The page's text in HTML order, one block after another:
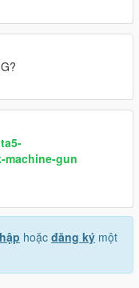
machine-gun
hoặc đăng ký một